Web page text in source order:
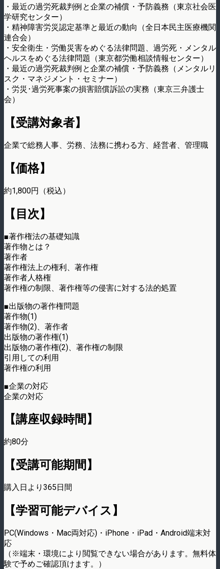
・最近の過労死裁判例と企業の補償・予防義務（東京社会医
学研究センター）
・精神障害労災認定基準と最近の動向（全日本民主医療機関
連合会）
・安全衛生・労働災害をめぐる法律問題、過労死・メンタル
ヘルスをめぐる法律問題（東京都労働相談情報センター）
・最近の過労死裁判例と企業の補償・予防義務（メンタルリ
スク・マネジメント・セミナー）
・労災･過労死事案の損害賠償訴訟の実務（東京三弁護士
会）
【受講対象者】
企業で総務人事、労務、法務に携わる方、経営者、管理職
【価格】
約1,800円（税込）
【目次】
■著作権法の基礎知識
著作物とは？
著作者
著作権法上の権利、著作権
著作者人格権
著作権の制限、著作権等の侵害に対する法的処置
■出版物の著作権問題
著作物(1)
著作物(2)、著作者
出版物の著作権(1)
出版物の著作権(2)、著作権の制限
引用しての利用
著作権の利用
■企業の対応
企業の対応
【講座収録時間】
約80分
【受講可能期間】
購入日より365日間
【学習可能デバイス】
PC(Windows・Mac両対応)・iPhone・iPad・Android端末対
応
（※端末・環境により閲覧できない場合があります。無料体
験で予めご確認頂けます。）